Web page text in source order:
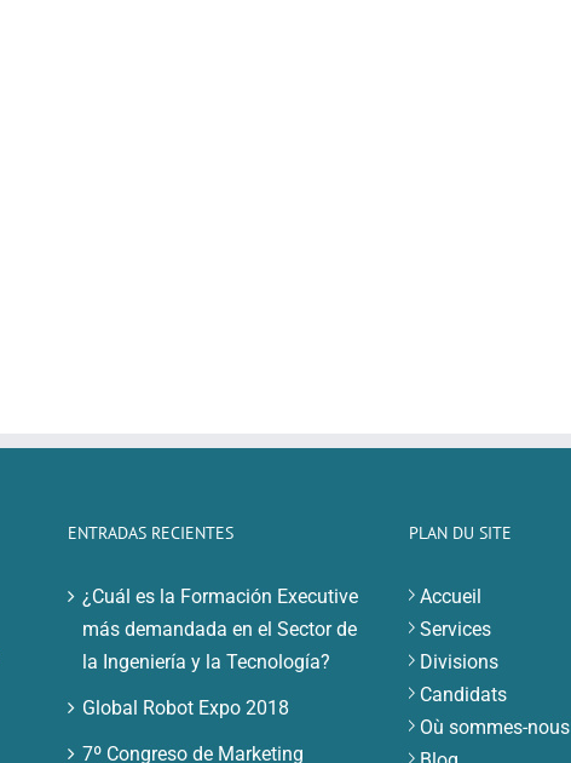
ENTRADAS RECIENTES
¿Cuál es la Formación Executive
más demandada en el Sector de
la Ingeniería y la Tecnología?
Global Robot Expo 2018
7º Congreso de Marketing
PLAN DU SITE
Accueil
Services
Divisions
Candidats
Où sommes-nous